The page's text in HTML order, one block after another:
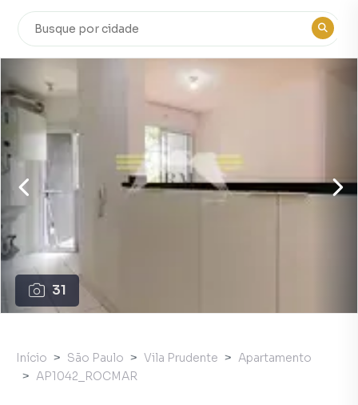
31
Início São Paulo Vila Prudente
Apartamento
AP1042_ROCMAR